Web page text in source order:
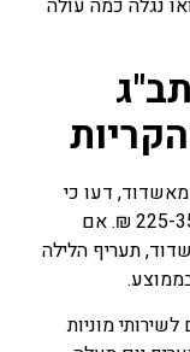
נגלה כמה עולה
דעו כי
תעריף יום של נתב"ג מאשדוד הוא כ- 225-355 ₪. אם
תעריף הלילה
מוניות